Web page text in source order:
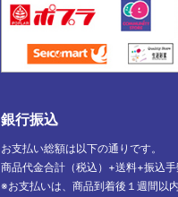
銀行振込
お支払い総額は以下の通りです。
商品代金合計（税込）+送料+振込
※お支払いは、商品到着後１週間以